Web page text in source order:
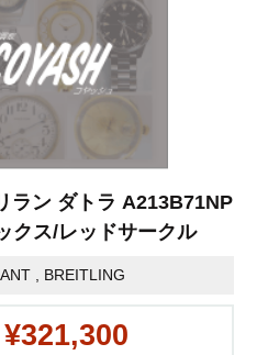
ラン ダトラ A213B71NP
クス/レッドサークル
, BREITLING
¥321,300